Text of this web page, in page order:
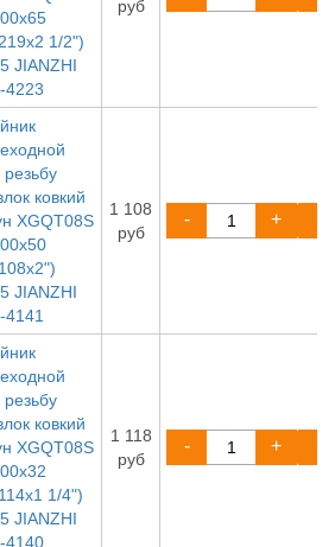
1/2")
JIANZHI
4223
руб
резьбу
ковкий
XGQT08S
JIANZHI
4141
1 108
руб
- +
резьбу
ковкий
XGQT08S
1/4")
JIANZHI
4140
1 118
руб
- +